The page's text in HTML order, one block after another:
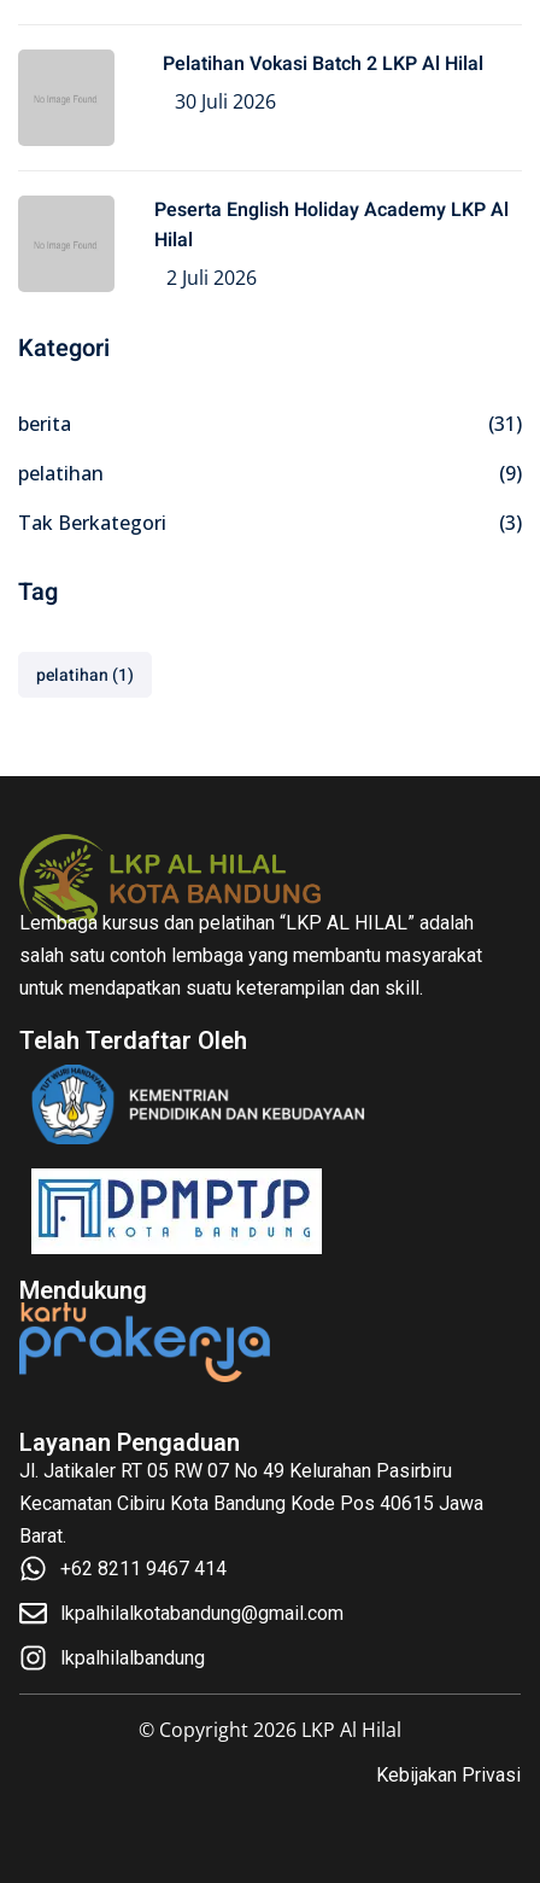
Pelatihan Vokasi Batch 2 LKP Al Hilal
30 Juli 2026
Peserta English Holiday Academy LKP Al
Hilal
2 Juli 2026
Kategori
berita
(31)
pelatihan
(9)
Tak Berkategori
(3)
Tag
pelatihan (1)
Lembaga kursus dan pelatihan “LKP AL HILAL” adalah
salah satu contoh lembaga yang membantu masyarakat
untuk mendapatkan suatu keterampilan dan skill.
Telah Terdaftar Oleh
Mendukung
Layanan Pengaduan
Jl. Jatikaler RT 05 RW 07 No 49 Kelurahan Pasirbiru
Kecamatan Cibiru Kota Bandung Kode Pos 40615 Jawa
Barat.
+62 8211 9467 414
lkpalhilalkotabandung@gmail.com
lkpalhilalbandung
© Copyright 2026 LKP Al Hilal
Kebijakan Privasi